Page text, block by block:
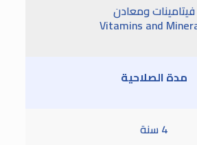
فيتامينات ومعادن
Vitamins and
مدة الصلاحية
4 سنة